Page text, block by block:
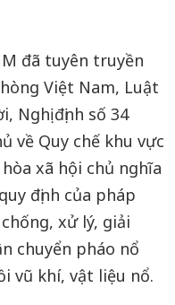
đã tuyên truyền
Việt Nam, Luật
Nghị định số 34
về Quy chế khu vực
xã hội chủ nghĩa
định của pháp
xử lý, giải
chuyển pháo nổ
vũ khí, vật liệu nổ.